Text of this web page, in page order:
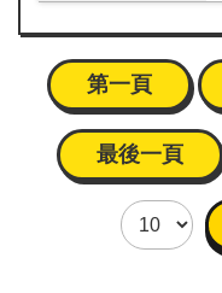
第一頁
最後一頁